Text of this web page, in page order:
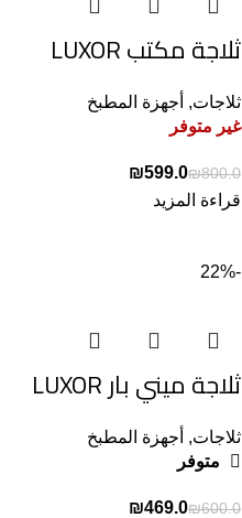
ثلاجة مكتب LUXOR
ثلاجات, أجهزة المطبخ
غير متوفر
₪800.0
₪599.0
قراءة المزيد
-22%
ثلاجة ميني بار LUXOR
ثلاجات, أجهزة المطبخ
متوفر
₪600.0
₪469.0